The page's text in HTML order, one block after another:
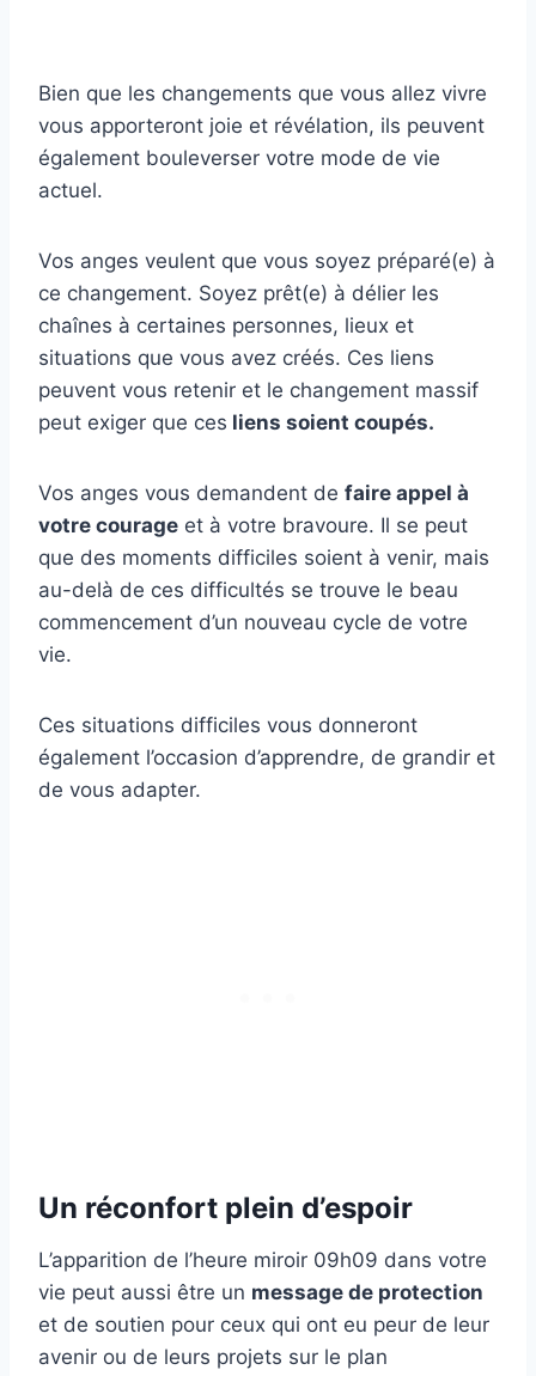
Bien que les changements que vous allez vivre
vous apporteront joie et révélation, ils peuvent
également bouleverser votre mode de vie
actuel.
Vos anges veulent que vous soyez préparé(e) à
ce changement. Soyez prêt(e) à délier les
chaînes à certaines personnes, lieux et
situations que vous avez créés. Ces liens
peuvent vous retenir et le changement massif
peut exiger que ces liens soient coupés.
Vos anges vous demandent de faire appel à
votre courage et à votre bravoure. Il se peut
que des moments difficiles soient à venir, mais
au-delà de ces difficultés se trouve le beau
commencement d’un nouveau cycle de votre
vie.
Ces situations difficiles vous donneront
également l’occasion d’apprendre, de grandir et
de vous adapter.
Un réconfort plein d’espoir
L’apparition de l’heure miroir 09h09 dans votre
vie peut aussi être un message de protection
et de soutien pour ceux qui ont eu peur de leur
avenir ou de leurs projets sur le plan